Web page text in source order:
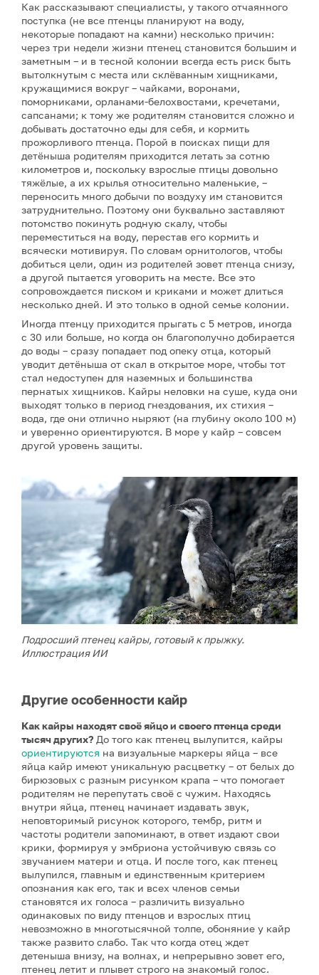
Как рассказывают специалисты, у такого отчаянного
поступка (не все птенцы планируют на воду,
некоторые попадают на камни) несколько причин:
через три недели жизни птенец становится большим и
заметным – и в тесной колонии всегда есть риск быть
вытолкнутым с места или склёванным хищниками,
кружащимися вокруг – чайками, воронами,
поморниками, орланами-белохвостами, кречетами,
сапсанами; к тому же родителям становится сложно и
добывать достаточно еды для себя, и кормить
прожорливого птенца. Порой в поисках пищи для
детёныша родителям приходится летать за сотню
километров и, поскольку взрослые птицы довольно
тяжёлые, а их крылья относительно маленькие, –
переносить много добычи по воздуху им становится
затруднительно. Поэтому они буквально заставляют
потомство покинуть родную скалу, чтобы
переместиться на воду, перестав его кормить и
всячески мотивируя. По словам орнитологов, чтобы
добиться цели, один из родителей зовет птенца снизу,
а другой пытается уговорить на месте. Все это
сопровождается писком и криками и может длиться
несколько дней. И это только в одной семье колонии.
Иногда птенцу приходится прыгать с 5 метров, иногда
с 30 или больше, но когда он благополучно добирается
до воды – сразу попадает под опеку отца, который
уводит детёныша от скал в открытое море, чтобы тот
стал недоступен для наземных и большинства
пернатых хищников. Кайры неловки на суше, куда они
выходят только в период гнездования, их стихия –
вода, где они отлично ныряют (на глубину около 100 м)
и уверенно ориентируются. В море у кайр – совсем
другой уровень защиты.
Подросший птенец кайры, готовый к прыжку.
Иллюстрация ИИ
Другие особенности кайр
Как кайры находят своё яйцо и своего птенца среди
тысяч других? До того как птенец вылупится, кайры
ориентируются на визуальные маркеры яйца – все
яйца кайр имеют уникальную расцветку – от белых до
бирюзовых с разным рисунком крапа – что помогает
родителям не перепутать своё с чужим. Находясь
внутри яйца, птенец начинает издавать звук,
неповторимый рисунок которого, тембр, ритм и
частоты родители запоминают, в ответ издают свои
крики, формируя у эмбриона устойчивую связь со
звучанием матери и отца. И после того, как птенец
вылупился, главным и единственным критерием
опознания как его, так и всех членов семьи
становятся их голоса – различить визуально
одинаковых по виду птенцов и взрослых птиц
невозможно в многотысячной толпе, обоняние у кайр
также развито слабо. Так что когда отец ждет
детеныша внизу, на волнах, и непрерывно зовет его,
птенец летит и плывет строго на знакомый голос.